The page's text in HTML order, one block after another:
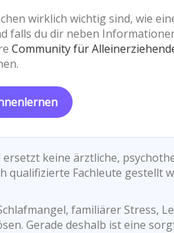
wirklich wichtig sind, wie
falls du dir neben
Community für
keine ärztliche,
qualifizierte Fachleute gestellt
familiärer Stress,
Gerade deshalb ist eine